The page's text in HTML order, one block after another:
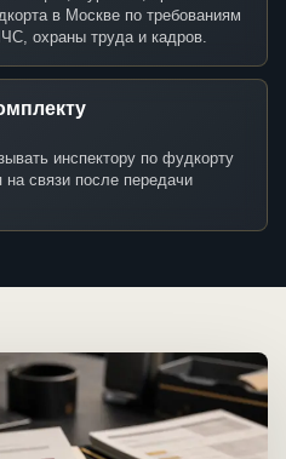
в Москве по требованиям
охраны труда и кадров.
инспектору по фудкорту
связи после передачи